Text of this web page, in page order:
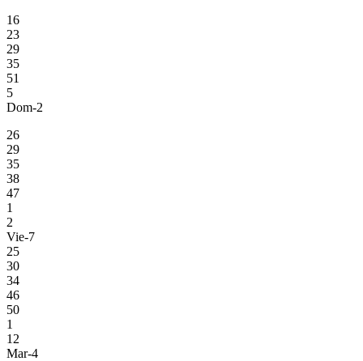
16
23
29
35
51
5
Dom-2
26
29
35
38
47
1
2
Vie-7
25
30
34
46
50
1
12
Mar-4